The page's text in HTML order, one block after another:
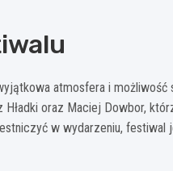
atmosfera i możliwość
oraz Maciej Dowbor,
w wydarzeniu, festiwal